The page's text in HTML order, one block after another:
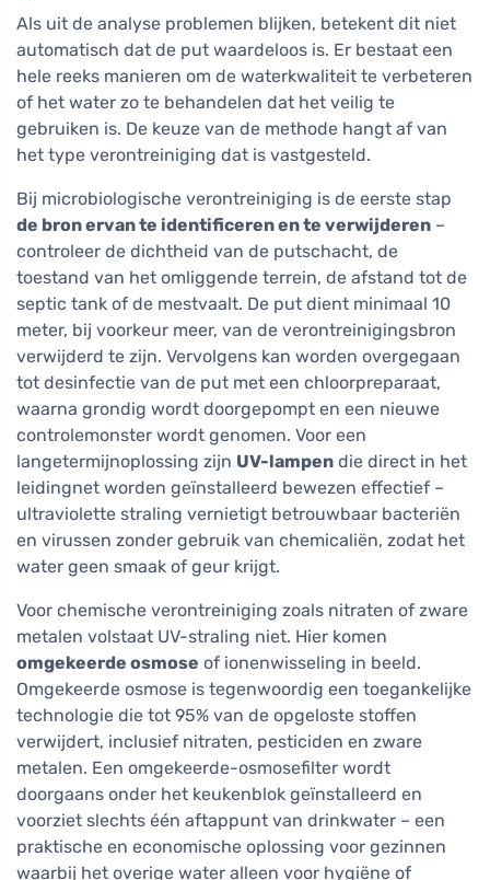
Als uit de analyse problemen blijken, betekent dit niet
automatisch dat de put waardeloos is. Er bestaat een
hele reeks manieren om de waterkwaliteit te verbeteren
of het water zo te behandelen dat het veilig te
gebruiken is. De keuze van de methode hangt af van
het type verontreiniging dat is vastgesteld.
Bij microbiologische verontreiniging is de eerste stap
de bron ervan te identificeren en te verwijderen –
controleer de dichtheid van de putschacht, de
toestand van het omliggende terrein, de afstand tot de
septic tank of de mestvaalt. De put dient minimaal 10
meter, bij voorkeur meer, van de verontreinigingsbron
verwijderd te zijn. Vervolgens kan worden overgegaan
tot desinfectie van de put met een chloorpreparaat,
waarna grondig wordt doorgepompt en een nieuwe
controlemonster wordt genomen. Voor een
langetermijnoplossing zijn UV-lampen die direct in het
leidingnet worden geïnstalleerd bewezen effectief –
ultraviolette straling vernietigt betrouwbaar bacteriën
en virussen zonder gebruik van chemicaliën, zodat het
water geen smaak of geur krijgt.
Voor chemische verontreiniging zoals nitraten of zware
metalen volstaat UV-straling niet. Hier komen
omgekeerde osmose of ionenwisseling in beeld.
Omgekeerde osmose is tegenwoordig een toegankelijke
technologie die tot 95% van de opgeloste stoffen
verwijdert, inclusief nitraten, pesticiden en zware
metalen. Een omgekeerde-osmosefilter wordt
doorgaans onder het keukenblok geïnstalleerd en
voorziet slechts één aftappunt van drinkwater – een
praktische en economische oplossing voor gezinnen
waarbij het overige water alleen voor hygiëne of